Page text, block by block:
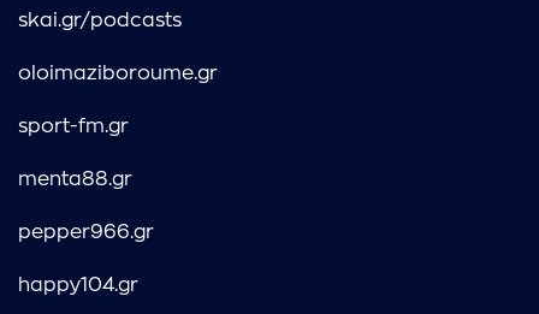
skai.gr/podcasts
oloimaziboroume.gr
sport-fm.gr
menta88.gr
pepper966.gr
happy104.gr